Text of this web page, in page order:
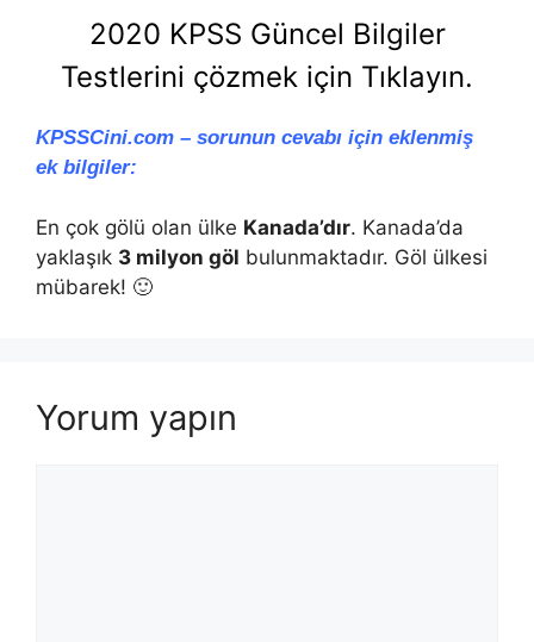
2020 KPSS Güncel Bilgiler
Testlerini çözmek için Tıklayın.
KPSSCini.com – sorunun cevabı için eklenmiş
ek bilgiler:
En çok gölü olan ülke Kanada’dır. Kanada’da
yaklaşık 3 milyon göl bulunmaktadır. Göl ülkesi
mübarek! 🙂
Yorum yapın